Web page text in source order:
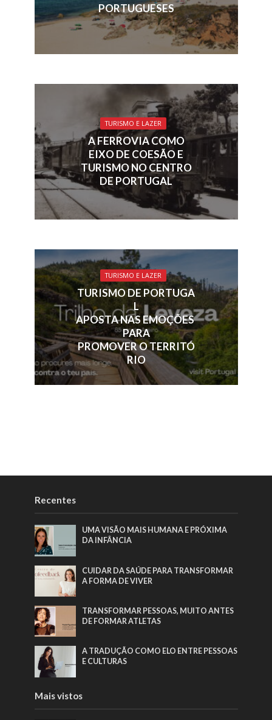
PORTUGUESES
TURISMO E LAZER
A FERROVIA COMO
EIXO DE COESÃO E
TURISMO NO CENTRO
DE PORTUGAL
TURISMO E LAZER
TURISMO DE PORTUGA
L
APOSTA NAS EMOÇÕES
PARA
PROMOVER O TERRITÓ
RIO
Recentes
UMA VISÃO MAIS HUMANA E PRÓXIMA
DA INFÂNCIA
CUIDAR DA SAÚDE PARA TRANSFORMAR
A FORMA DE VIVER
TRANSFORMAR PESSOAS, MUITO ANTES
DE FORMAR ATLETAS
A TRADUÇÃO COMO ELO ENTRE PESSOAS
E CULTURAS
Mais vistos